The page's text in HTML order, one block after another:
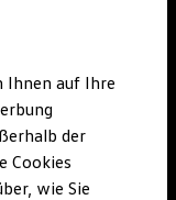
Ihnen auf Ihre
der
Cookies
wie Sie